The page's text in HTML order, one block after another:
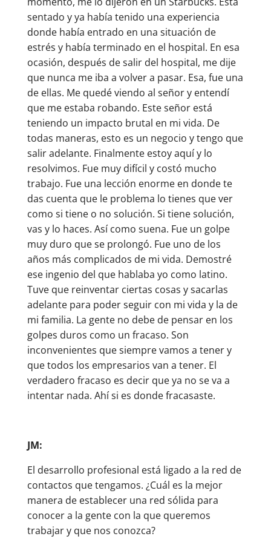
sentado y ya había tenido una experiencia
donde había entrado en una situación de
estrés y había terminado en el hospital. En esa
ocasión, después de salir del hospital, me dije
que nunca me iba a volver a pasar. Esa, fue una
de ellas. Me quedé viendo al señor y entendí
que me estaba robando. Este señor está
teniendo un impacto brutal en mi vida. De
todas maneras, esto es un negocio y tengo que
salir adelante. Finalmente estoy aquí y lo
resolvimos. Fue muy difícil y costó mucho
trabajo. Fue una lección enorme en donde te
das cuenta que le problema lo tienes que ver
como si tiene o no solución. Si tiene solución,
vas y lo haces. Así como suena. Fue un golpe
muy duro que se prolongó. Fue uno de los
años más complicados de mi vida. Demostré
ese ingenio del que hablaba yo como latino.
Tuve que reinventar ciertas cosas y sacarlas
adelante para poder seguir con mi vida y la de
mi familia. La gente no debe de pensar en los
golpes duros como un fracaso. Son
inconvenientes que siempre vamos a tener y
que todos los empresarios van a tener. El
verdadero fracaso es decir que ya no se va a
intentar nada. Ahí si es donde fracasaste.
JM:
El desarrollo profesional está ligado a la red de
contactos que tengamos. ¿Cuál es la mejor
manera de establecer una red sólida para
conocer a la gente con la que queremos
trabajar y que nos conozca?